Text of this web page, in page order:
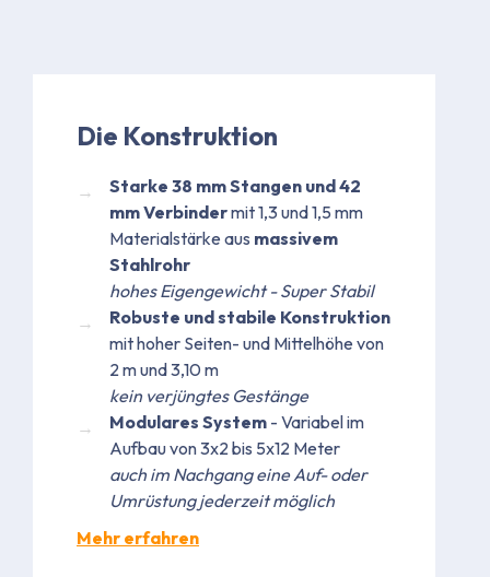
Die Konstruktion
Starke 38 mm Stangen und 42
mm Verbindermit 1,3 und 1,5 mm
Materialstärke aus massivem
Stahlrohr
hohes Eigengewicht - Super Stabil
Robuste und stabile Konstruktion
mit hoher Seiten- und Mittelhöhe von
2 m und 3,10 m
kein verjüngtes Gestänge
Modulares System - Variabel im
Aufbau von 3x2 bis 5x12 Meter
auch im Nachgang eine Auf- oder
Umrüstung jederzeit möglich
Mehr erfahren